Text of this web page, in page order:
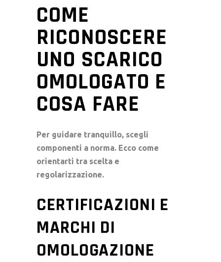
COME
RICONOSCERE
UNO SCARICO
OMOLOGATO E
COSA FARE
Per guidare tranquillo, scegli
componenti a norma. Ecco come
orientarti tra scelta e
regolarizzazione.
CERTIFICAZIONI E
MARCHI DI
OMOLOGAZIONE